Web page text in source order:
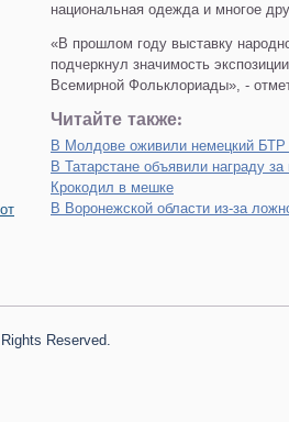
национальная одежда и многое
«В прошлом году выставку
подчеркнул значимость
Всемирной Фольклориады», -
Читайте также:
В Молдове оживили немецкий
В Татарстане объявили награду
Крокодил в мешке
В Воронежской области из-за
Reserved.